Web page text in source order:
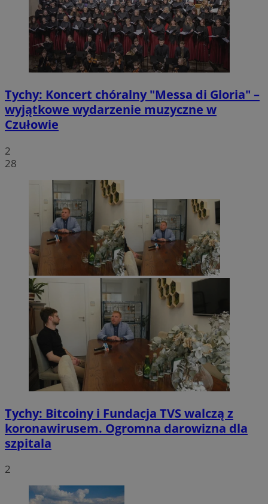
Tychy: Koncert chóralny "Messa di Gloria" –
wyjątkowe wydarzenie muzyczne w
Czułowie
2
28
Tychy: Bitcoiny i Fundacja TVS walczą z
koronawirusem. Ogromna darowizna dla
szpitala
2